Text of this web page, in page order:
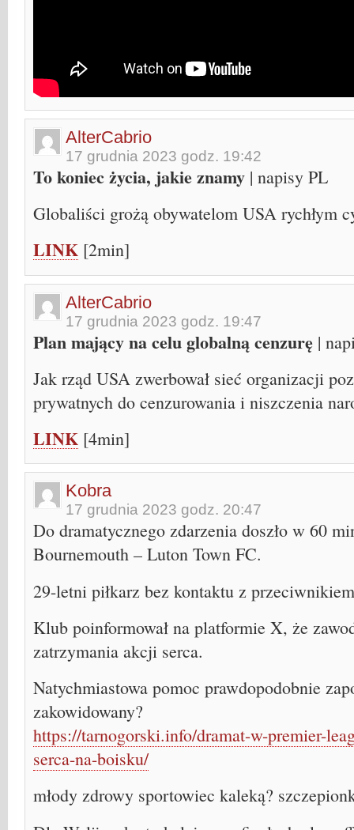
AlterCabrio
17 grudnia 2023 godz. 19:42
To koniec życia, jakie znamy | napisy PL
Globaliści grożą obywatelom USA rychłym
LINK [2min]
AlterCabrio
17 grudnia 2023 godz. 19:47
Plan mający na celu globalną cenzurę |
Jak rząd USA zwerbował sieć organizacji
prywatnych do cenzurowania i niszczenia
LINK [4min]
Kobra
17 grudnia 2023 godz. 20:47
Do dramatycznego zdarzenia doszło w 60
Bournemouth – Luton Town FC.
29-letni piłkarz bez kontaktu z
Klub poinformował na platformie X, że
zatrzymania akcji serca.
Natychmiastowa pomoc prawdopodobnie
zakowidowany?
https://tarnogorski.info/dramat-w-premier-
serca-na-boisku/
młody zdrowy sportowiec kaleką?